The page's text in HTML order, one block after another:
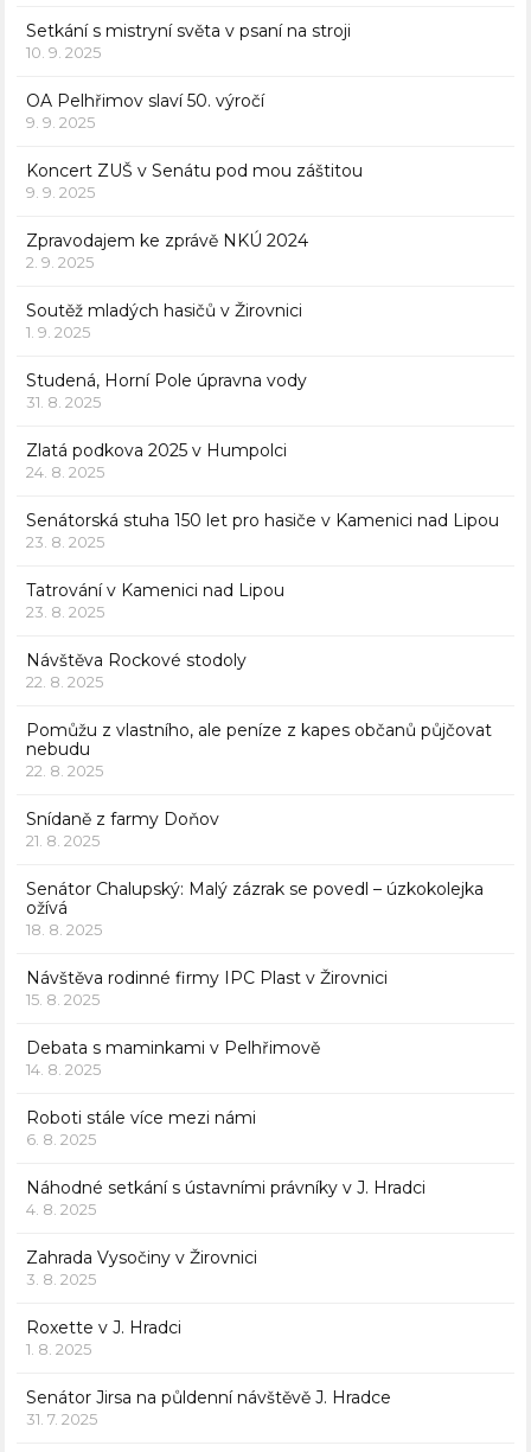
Setkání s mistryní světa v psaní na stroji
10. 9. 2025
OA Pelhřimov slaví 50. výročí
9. 9. 2025
Koncert ZUŠ v Senátu pod mou záštitou
9. 9. 2025
Zpravodajem ke zprávě NKÚ 2024
2. 9. 2025
Soutěž mladých hasičů v Žirovnici
1. 9. 2025
Studená, Horní Pole úpravna vody
31. 8. 2025
Zlatá podkova 2025 v Humpolci
24. 8. 2025
Senátorská stuha 150 let pro hasiče v Kamenici nad Lipou
23. 8. 2025
Tatrování v Kamenici nad Lipou
23. 8. 2025
Návštěva Rockové stodoly
22. 8. 2025
Pomůžu z vlastního, ale peníze z kapes občanů půjčovat
nebudu
22. 8. 2025
Snídaně z farmy Doňov
21. 8. 2025
Senátor Chalupský: Malý zázrak se povedl – úzkokolejka
ožívá
18. 8. 2025
Návštěva rodinné firmy IPC Plast v Žirovnici
15. 8. 2025
Debata s maminkami v Pelhřimově
14. 8. 2025
Roboti stále více mezi námi
6. 8. 2025
Náhodné setkání s ústavními právníky v J. Hradci
4. 8. 2025
Zahrada Vysočiny v Žirovnici
3. 8. 2025
Roxette v J. Hradci
1. 8. 2025
Senátor Jirsa na půldenní návštěvě J. Hradce
31. 7. 2025